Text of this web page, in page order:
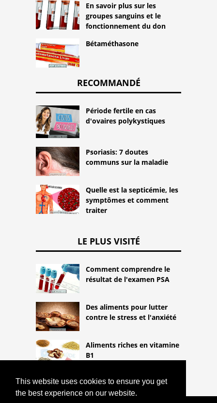
This website uses cookies to ensure you get
the best experience on our website.
En savoir plus sur les
groupes sanguins et le
fonctionnement du don
Bétaméthasone
RECOMMANDÉ
Période fertile en cas
d'ovaires polykystiques
Psoriasis: 7 doutes
communs sur la maladie
Quelle est la septicémie, les
symptômes et comment
traiter
LE PLUS VISITÉ
Comment comprendre le
résultat de l'examen PSA
Des aliments pour lutter
contre le stress et l'anxiété
Aliments riches en vitamine
B1